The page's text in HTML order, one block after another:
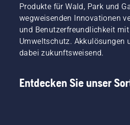
Produkte für Wald, Park und
wegweisenden Innovationen
und Benutzerfreundlichkeit
Umweltschutz. Akkulösungen
dabei zukunftsweisend.
Entdecken Sie unser